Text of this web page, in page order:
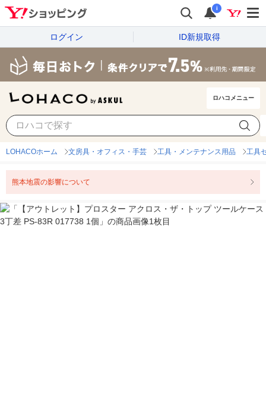
i
ログイン ID新規取得
ロハコメニュー
LOHACOホーム 文房具・オフィス・手芸 工具・メンテナンス用品 工具
熊本地震の影響について